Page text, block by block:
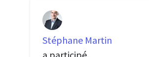
Stéphane Martin